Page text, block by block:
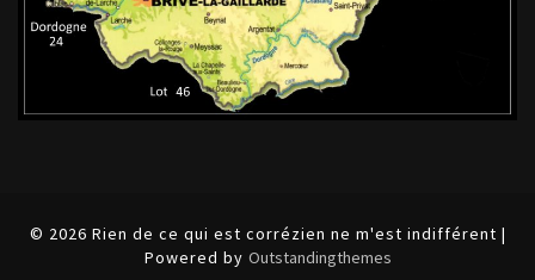
© 2026 Rien de ce qui est corrézien ne m'est indifférent |
Powered by Outstandingthemes